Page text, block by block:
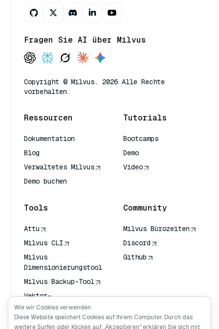
Fragen Sie AI über Milvus
Copyright © Milvus. 2026 Alle Rechte
vorbehalten.
Ressourcen
Dokumentation
Blog
Verwaltetes Milvus
Demo buchen
Tutorials
Bootcamps
Demo
Video
Tools
Attu
Milvus CLI
Milvus
Dimensionierungstool
Milvus Backup-Tool
Vektor-
Transportdienst
(VTS)
Community
Milvus Bürozeiten
Discord
Github
Wie wir Cookies verwenden
Diese Website speichert Cookies auf Ihrem Computer. Durch das
weitere Surfen oder Klicken auf „Akzeptieren“ erklären Sie sich mit